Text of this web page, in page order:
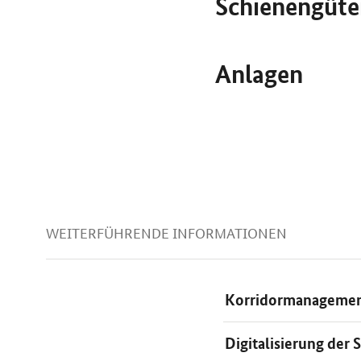
Anlagen
WEITERFÜHRENDE INFORMATIONEN
Digitalisierung der